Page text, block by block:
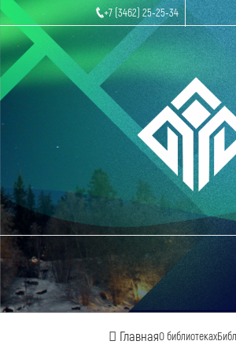
+7 (3462) 25-25-34
ГлавнаяО библиотеках